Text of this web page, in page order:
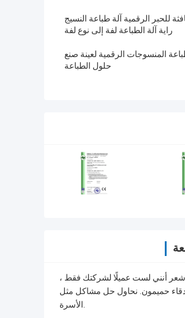
للحبر الرقمية آلة طباعة النسيج
راية آلة الطباعة لفة إلى نوع لفة
المنسوجات الرقمية لعينة صنع
حلول الطباعة
أنني لست عميلًا لشركتك فقط ،
حميمون. نحاول حل مشاكل مثل
الأسرة.